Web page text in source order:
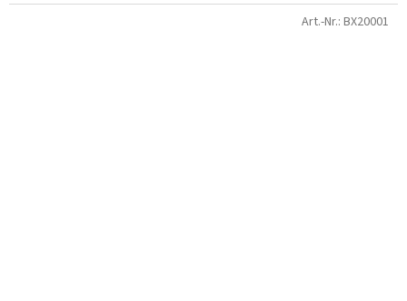
Art.-Nr.: BX20001